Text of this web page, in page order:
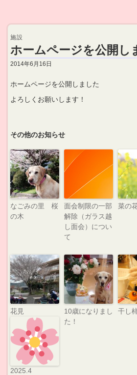
介護老人保健施設
施設
ホームページを公開し
2014年6月16日
ホームページを公開しました
よろしくお願いします！
その他のお知らせ
なごみの里 桜
の木
面会制限の一部
解除（ガラス越
し面会）につい
て
菜の
花見
2025.4
10歳になりまし
た！
干し